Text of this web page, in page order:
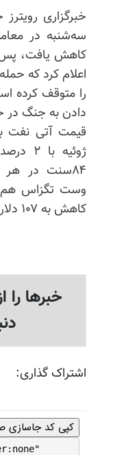
خبرگزاری
کاهش یافت، پس
اعلام کرد که
را متوقف کرده
دادن به جنگ در
قیمت آتی نفت
۸۴سنت در
وست تگزاس
کاهش به ۱۰۷ دلار و ۴۴ سنت رسید.
خبرها را
اشتراک گذاری:
کپی کد جاسازی